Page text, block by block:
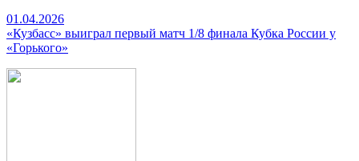
01.04.2026
«Кузбасс» выиграл первый матч 1/8 финала Кубка России у
«Горького»